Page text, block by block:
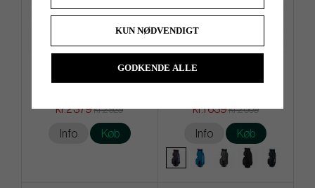
Big Max Blade IP 2.0
kr.2 379kr.2 929
Info Køb
TaylorMade Pro - Cart Bag
kr.1 639kr.2 009
Info Køb
KUN NØDVENDIGT
GODKENDE ALLE